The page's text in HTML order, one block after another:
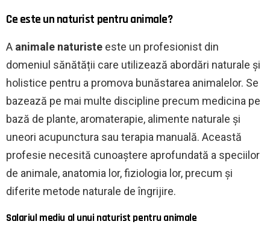
Ce este un naturist pentru animale?
A animale naturiste este un profesionist din
domeniul sănătății care utilizează abordări naturale și
holistice pentru a promova bunăstarea animalelor. Se
bazează pe mai multe discipline precum medicina pe
bază de plante, aromaterapie, alimente naturale și
uneori acupunctura sau terapia manuală. Această
profesie necesită cunoaștere aprofundată a speciilor
de animale, anatomia lor, fiziologia lor, precum și
diferite metode naturale de îngrijire.
Salariul mediu al unui naturist pentru animale